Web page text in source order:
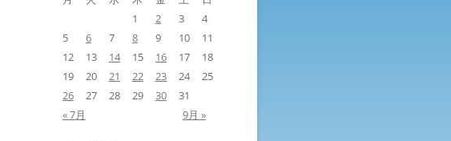
1
2 3
4
5
6 7 8 9 10
11
12
13 14 15 16 17
18
19
20 21 22 23 24
25
26
27 28 29 30
31
« 7月
9月 »